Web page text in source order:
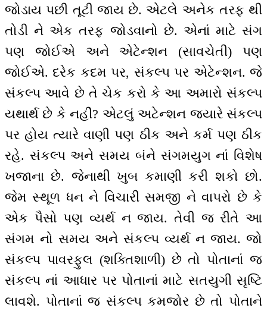
જોડાય પછી તૂટી જાય છે. એટલે અનેક તરફ થી
તોડી ને એક તરફ જોડવાનો છે. એનાં માટે સંગ
પણ જોઈએ અને એટેન્શન (સાવચેતી) પણ
જોઈએ. દરેક કદમ પર, સંકલ્પ પર એટેન્શન. જે
સંકલ્પ આવે છે તે ચેક કરો કે આ અમારો સંકલ્પ
યથાર્થ છે કે નહીં? એટલું અટેન્શન જ્યારે સંકલ્પ
પર હોય ત્યારે વાણી પણ ઠીક અને કર્મ પણ ઠીક
રહે. સંકલ્પ અને સમય બંને સંગમયુગ નાં વિશેષ
ખજાના છે. જેનાથી ખુબ કમાણી કરી શકો છો.
જેમ સ્થૂળ ધન ને વિચારી સમજી ને વાપરો છે કે
એક પૈસો પણ વ્યર્થ ન જાય. તેવી જ રીતે આ
સંગમ નો સમય અને સંકલ્પ વ્યર્થ ન જાય. જો
સંકલ્પ પાવરફુલ (શક્તિશાળી) છે તો પોતાનાં જ
સંકલ્પ નાં આધાર પર પોતાનાં માટે સતયુગી સૃષ્ટિ
લાવશે. પોતાનાં જ સંકલ્પ કમજોર છે તો પોતાને